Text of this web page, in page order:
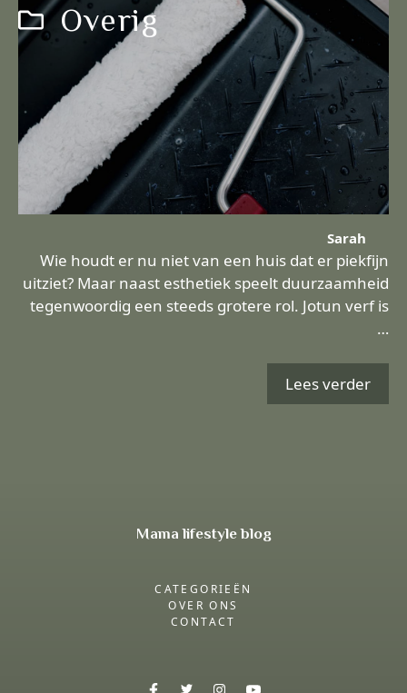
Overig
Sarah
Wie houdt er nu niet van een huis dat er piekfijn
uitziet? Maar naast esthetiek speelt duurzaamheid
tegenwoordig een steeds grotere rol. Jotun verf is
…
Lees verder
Mama lifestyle blog
CATEGORIEËN
OVER ONS
CONTACT